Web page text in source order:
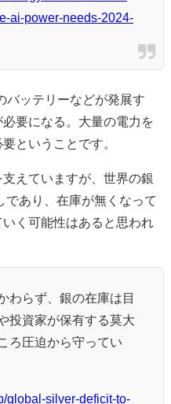
ai-power-needs-2024-
バッテリーなどが発展す
要になる。大量の電力を
ということです。
えていますが、世界の銀
あり、在庫が無くなって
く可能性はあると思われ
わらず、銀の在庫は目
投資家が保有する莫大
ろ圧迫から守ってい
global-silver-deficit-to-